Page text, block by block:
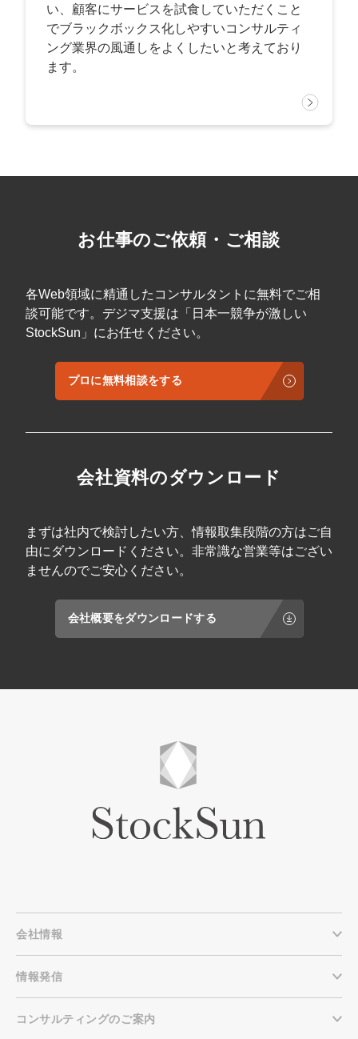
い、顧客にサービスを試食していただくこと
でブラックボックス化しやすいコンサルティ
ング業界の風通しをよくしたいと考えており
ます。
お仕事のご依頼・ご相談
各Web領域に精通したコンサルタントに無料でご相
談可能です。デジマ支援は「日本一競争が激しい
StockSun」にお任せください。
プロに無料相談をする
会社資料のダウンロード
まずは社内で検討したい方、情報取集段階の方はご自
由にダウンロードください。非常識な営業等はござい
ませんのでご安心ください。
会社概要をダウンロードする
会社情報
情報発信
コンサルティングのご案内